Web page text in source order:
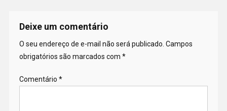
Deixe um comentário
O seu endereço de e-mail não será publicado. Campos
obrigatórios são marcados com *
Comentário *